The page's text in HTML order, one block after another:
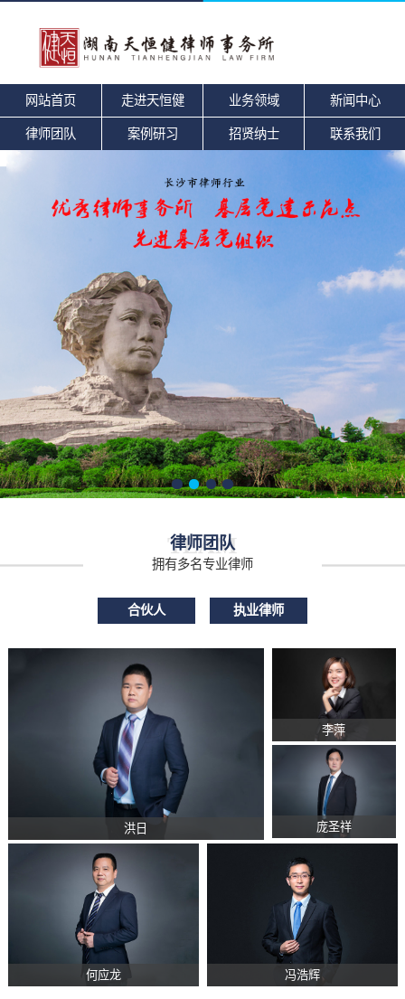
网站首页 走进天恒健 业务领域 新闻中心
律师团队 案例研习 招贤纳士 联系我们
TEAM
律师团队
拥有多名专业律师
合伙人 执业律师
洪日
李萍
庞圣祥
何应龙 冯浩辉